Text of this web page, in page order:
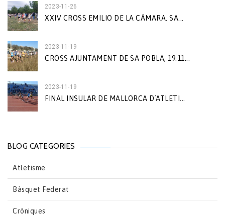
2023-11-26
XXIV CROSS EMILIO DE LA CÁMARA. SA...
2023-11-19
CROSS AJUNTAMENT DE SA POBLA, 19.11...
2023-11-19
FINAL INSULAR DE MALLORCA D´ATLETI...
BLOG CATEGORIES
Atletisme
Bàsquet Federat
Cròniques